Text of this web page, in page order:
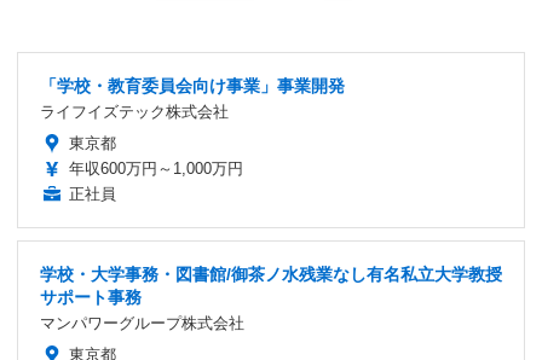
「学校・教育委員会向け事業」事業開発
ライフイズテック株式会社
東京都
年収600万円～1,000万円
正社員
学校・大学事務・図書館/御茶ノ水残業なし有名私立大学教授
サポート事務
マンパワーグループ株式会社
東京都